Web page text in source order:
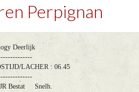
Perpignan
Technology Deerlijk
LACHER : 06.45
JR Bestat Snelh.